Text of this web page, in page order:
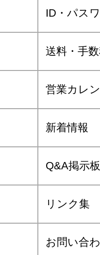
ID・パス
送料・手
営業カレ
新着情報
Q&A掲示板
リンク集
お問い合